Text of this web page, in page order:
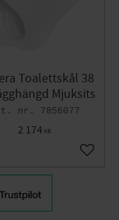
Toalettskål 38
Mjuksits
7856077
2 174 KR
Add